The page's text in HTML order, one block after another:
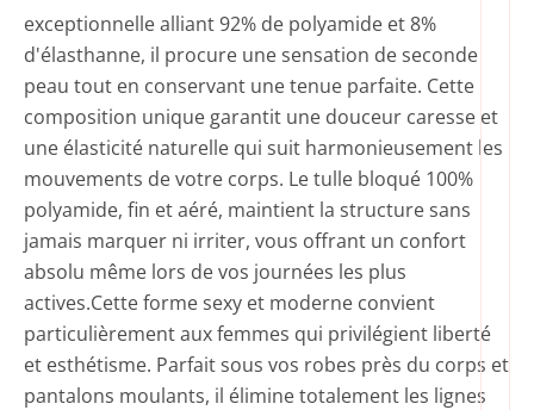
exceptionnelle alliant 92% de polyamide et 8%
d'élasthanne, il procure une sensation de seconde
peau tout en conservant une tenue parfaite. Cette
composition unique garantit une douceur caresse et
une élasticité naturelle qui suit harmonieusement les
mouvements de votre corps. Le tulle bloqué 100%
polyamide, fin et aéré, maintient la structure sans
jamais marquer ni irriter, vous offrant un confort
absolu même lors de vos journées les plus
actives.Cette forme sexy et moderne convient
particulièrement aux femmes qui privilégient liberté
et esthétisme. Parfait sous vos robes près du corps et
pantalons moulants, il élimine totalement les lignes